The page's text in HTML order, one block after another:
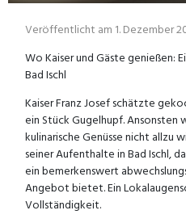
Veröffentlicht am 1. Dezember
Wo Kaiser und Gäste genießen:
Bad Ischl
Kaiser Franz Josef schätzte
ein Stück Gugelhupf. Ansonsten
kulinarische Genüsse nicht allzu
seiner Aufenthalte in Bad Ischl,
ein bemerkenswert
Angebot bietet. Ein
Vollständigkeit.